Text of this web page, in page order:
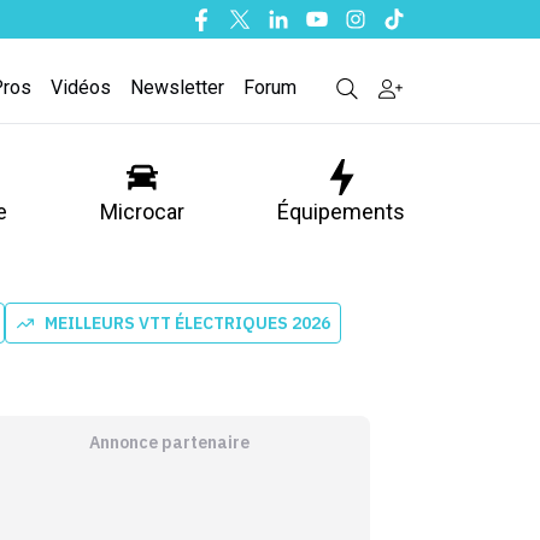
Facebook
TwitterLinkedinYoutubeInstagram
Tiktok
Vidéos Newsletter Forum
Microcar Équipements
MEILLEURS VTT ÉLECTRIQUES 2026
Annonce partenaire